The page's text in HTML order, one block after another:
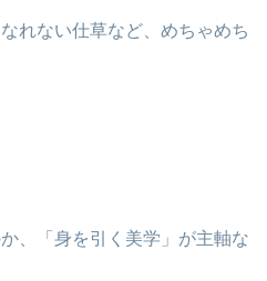
れない仕草など、めちゃめち
、「身を引く美学」が主軸な